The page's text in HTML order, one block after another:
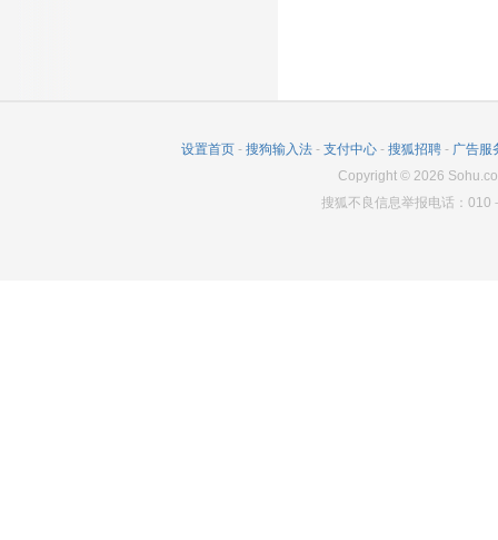
设置首页 - 搜狗输入法 - 支付中心 - 搜狐招聘 - 广告服
Copyright© 2026
搜狐不良信息举报电话：010